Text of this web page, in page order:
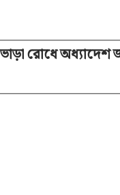
রোধে অধ্যাদেশ